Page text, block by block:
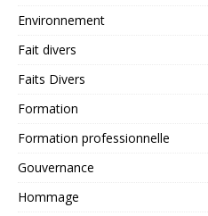
Environnement
Fait divers
Faits Divers
Formation
Formation professionnelle
Gouvernance
Hommage